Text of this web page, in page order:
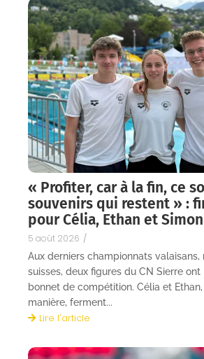
« Profiter, car à la fin, ce
souvenirs qui restent » :
pour Célia, Ethan et Simon
5 août 2026 /
Aux derniers championnats valaisans,
suisses, deux figures du CN Sierre
bonnet de compétition. Célia et
manière, ferment...
Lire l'article